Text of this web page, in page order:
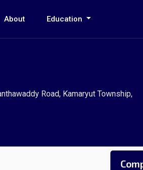
About Education
Road, Kamaryut Township,